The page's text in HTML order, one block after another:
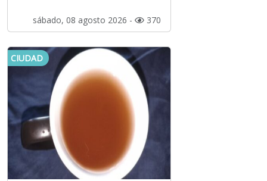
sábado, 08 agosto 2026 - 370
CIUDAD